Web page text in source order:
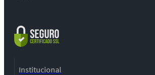
Institucional